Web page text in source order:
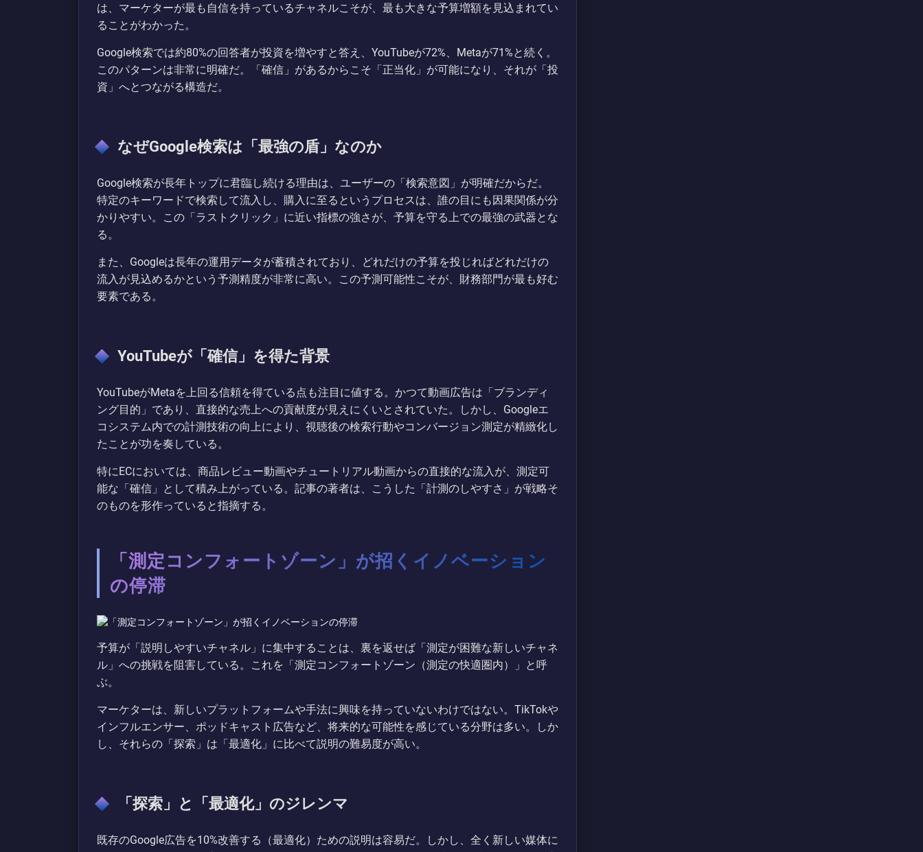
は、マーケターが最も自信を持っているチャネルこそが、最も大きな予算増額を見込まれてい
ることがわかった。
Google検索では約80%の回答者が投資を増やすと答え、YouTubeが72%、Metaが71%と続く。
このパターンは非常に明確だ。「確信」があるからこそ「正当化」が可能になり、それが「投
資」へとつながる構造だ。
なぜGoogle検索は「最強の盾」なのか
Google検索が長年トップに君臨し続ける理由は、ユーザーの「検索意図」が明確だからだ。
特定のキーワードで検索して流入し、購入に至るというプロセスは、誰の目にも因果関係が分
かりやすい。この「ラストクリック」に近い指標の強さが、予算を守る上での最強の武器とな
る。
また、Googleは長年の運用データが蓄積されており、どれだけの予算を投じればどれだけの
流入が見込めるかという予測精度が非常に高い。この予測可能性こそが、財務部門が最も好む
要素である。
YouTubeが「確信」を得た背景
YouTubeがMetaを上回る信頼を得ている点も注目に値する。かつて動画広告は「ブランディ
ング目的」であり、直接的な売上への貢献度が見えにくいとされていた。しかし、Googleエ
コシステム内での計測技術の向上により、視聴後の検索行動やコンバージョン測定が精緻化し
たことが功を奏している。
特にECにおいては、商品レビュー動画やチュートリアル動画からの直接的な流入が、測定可
能な「確信」として積み上がっている。記事の著者は、こうした「計測のしやすさ」が戦略そ
のものを形作っていると指摘する。
「測定コンフォートゾーン」が招くイノベーション
の停滞
予算が「説明しやすいチャネル」に集中することは、裏を返せば「測定が困難な新しいチャネ
ル」への挑戦を阻害している。これを「測定コンフォートゾーン（測定の快適圏内）」と呼
ぶ。
マーケターは、新しいプラットフォームや手法に興味を持っていないわけではない。TikTokや
インフルエンサー、ポッドキャスト広告など、将来的な可能性を感じている分野は多い。しか
し、それらの「探索」は「最適化」に比べて説明の難易度が高い。
「探索」と「最適化」のジレンマ
既存のGoogle広告を10%改善する（最適化）ための説明は容易だ。しかし、全く新しい媒体に